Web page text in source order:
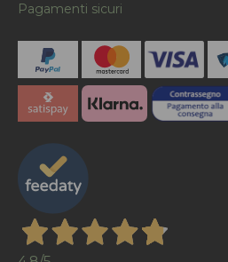
Pagamenti sicuri